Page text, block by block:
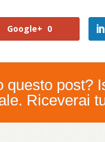
Google+ 0
questo post?
Riceverai